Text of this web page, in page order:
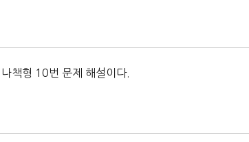
책형 10번 문제 해설이다.